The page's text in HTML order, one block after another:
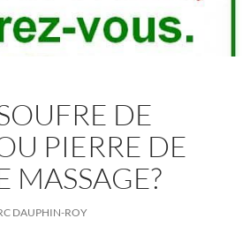
DE
PIERRE DE
MASSAGE?
DAUPHIN-ROY